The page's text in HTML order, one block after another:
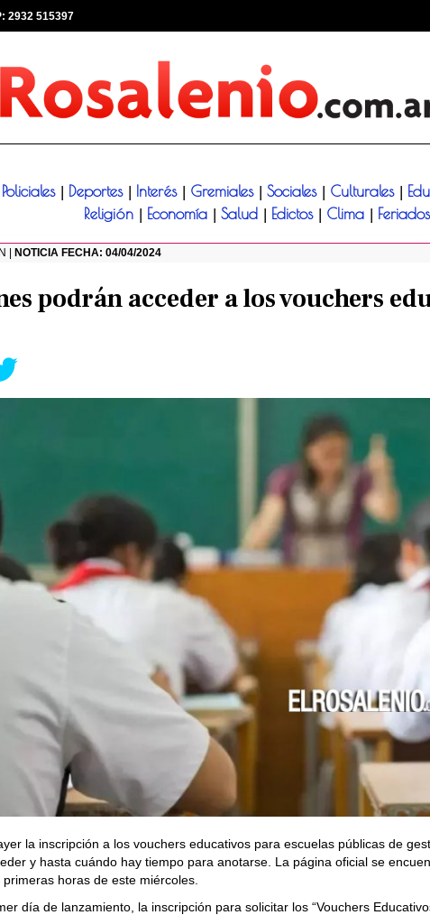
2932 515397
Policiales Deportes Interés Gremiales Sociales Culturales
Religión Economía Salud Edictos Clima
| NOTICIA FECHA: 04/04/2024
podrán acceder a los vouchers
la inscripción a los vouchers educativos para escuelas públicas de
y hasta cuándo hay tiempo para anotarse. La página oficial se
horas de este miércoles.
día de lanzamiento, la inscripción para solicitar los “Vouchers